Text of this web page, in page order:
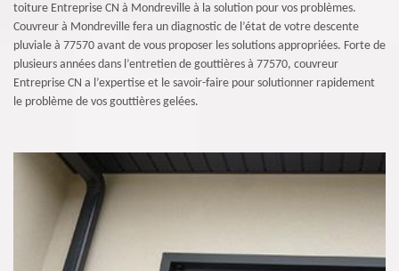
toiture Entreprise CN à Mondreville à la solution pour vos problèmes.
Couvreur à Mondreville fera un diagnostic de l’état de votre descente
pluviale à 77570 avant de vous proposer les solutions appropriées. Forte de
plusieurs années dans l’entretien de gouttières à 77570, couvreur
Entreprise CN a l’expertise et le savoir-faire pour solutionner rapidement
le problème de vos gouttières gelées.